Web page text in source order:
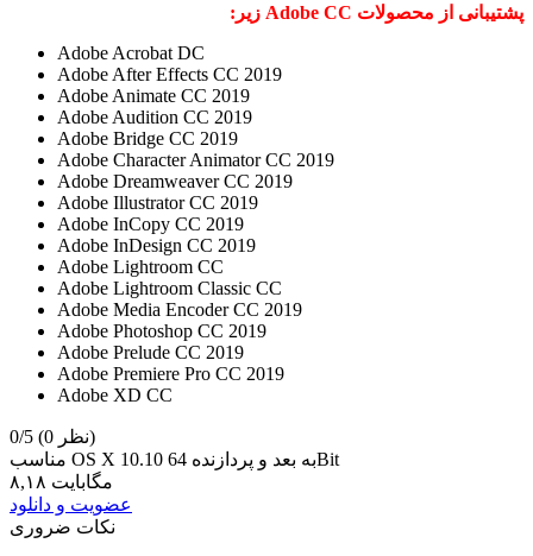
پشتیبانی از محصولات Adobe CC زیر:
Adobe Acrobat DC
Adobe After Effects CC 2019
Adobe Animate CC 2019
Adobe Audition CC 2019
Adobe Bridge CC 2019
Adobe Character Animator CC 2019
Adobe Dreamweaver CC 2019
Adobe Illustrator CC 2019
Adobe InCopy CC 2019
Adobe InDesign CC 2019
Adobe Lightroom CC
Adobe Lightroom Classic CC
Adobe Media Encoder CC 2019
Adobe Photoshop CC 2019
Adobe Prelude CC 2019
Adobe Premiere Pro CC 2019
Adobe XD CC
0/5
(0 نظر)
مناسب OS X 10.10 به بعد و پردازنده 64Bit
۸,۱۸ مگابایت
عضویت و دانلود
نکات ضروری